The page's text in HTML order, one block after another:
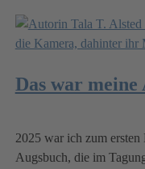
Das war meine
2025 war ich zum
Augsbuch, die im